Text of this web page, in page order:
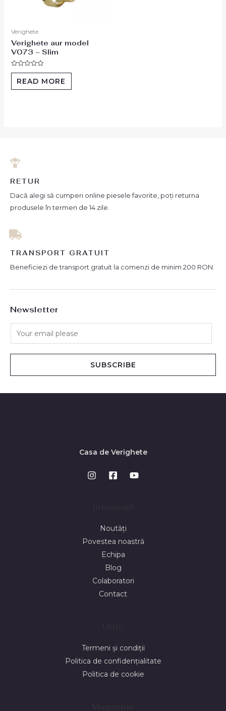
Verighete
Verighete aur model
V073 – Slim
Rated
out
of
READ MORE
RETUR
Dacă alegi să cumperi online piesele favorite, poți returna
produsele în termen de 14 zile.
TRANSPORT GRATUIT
Beneficiezi de transport gratuit la comenzi de minim 200 RON.
Newsletter
SUBSCRIBE
Casa de Verighete
Noutăți
Povestea noastră
Echipa
Blog
Colaboratori
Contact
Termeni și condiții
Politica de confidențialitate
Politica de cookie